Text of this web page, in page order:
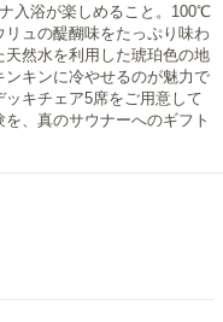
入浴が楽しめること。100℃
ュの醍醐味をたっぷり味わ
然水を利用した琥珀色の地
キンに冷やせるのが魅力で
キチェア5席をご用意して
、真のサウナーへのギフト